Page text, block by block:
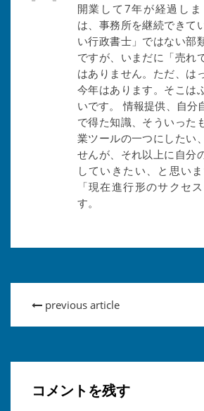
開業して7年が経過し
は、事務所を継続できて
い行政書士」ではない部
ですが、いまだに「売れ
はありません。ただ、は
今年はあります。そこは
いです。 情報提供、自分
で得た知識、そういった
業ツールの一つにしたい
せんが、それ以上に自分
していきたい、と思いま
「現在進行形のサクセ
す。
previous article
コメントを残す